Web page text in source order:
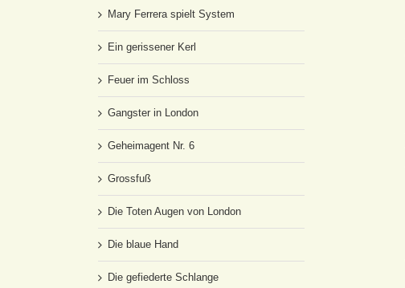
Mary Ferrera spielt System
Ein gerissener Kerl
Feuer im Schloss
Gangster in London
Geheimagent Nr. 6
Grossfuß
Die Toten Augen von London
Die blaue Hand
Die gefiederte Schlange